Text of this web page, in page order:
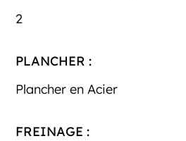
2
PLANCHER :
Plancher en Acier
FREINAGE :